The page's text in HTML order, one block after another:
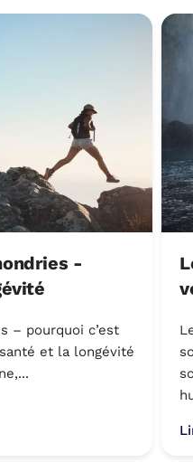
-
– pourquoi c’est
et la longévité